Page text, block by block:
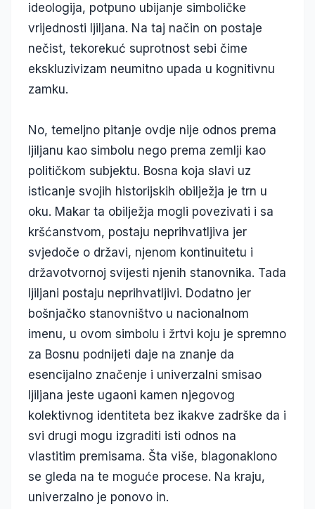
ideologija, potpuno ubijanje simboličke
vrijednosti ljiljana. Na taj način on postaje
nečist, tekorekuć suprotnost sebi čime
ekskluzivizam neumitno upada u kognitivnu
zamku.
No, temeljno pitanje ovdje nije odnos prema
ljiljanu kao simbolu nego prema zemlji kao
političkom subjektu. Bosna koja slavi uz
isticanje svojih historijskih obilježja je trn u
oku. Makar ta obilježja mogli povezivati i sa
kršćanstvom, postaju neprihvatljiva jer
svjedoče o državi, njenom kontinuitetu i
državotvornoj svijesti njenih stanovnika. Tada
ljiljani postaju neprihvatljivi. Dodatno jer
bošnjačko stanovništvo u nacionalnom
imenu, u ovom simbolu i žrtvi koju je spremno
za Bosnu podnijeti daje na znanje da
esencijalno značenje i univerzalni smisao
ljiljana jeste ugaoni kamen njegovog
kolektivnog identiteta bez ikakve zadrške da i
svi drugi mogu izgraditi isti odnos na
vlastitim premisama. Šta više, blagonaklono
se gleda na te moguće procese. Na kraju,
univerzalno je ponovo in.